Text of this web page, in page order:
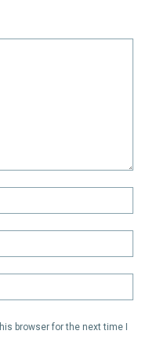
browser for the next time I